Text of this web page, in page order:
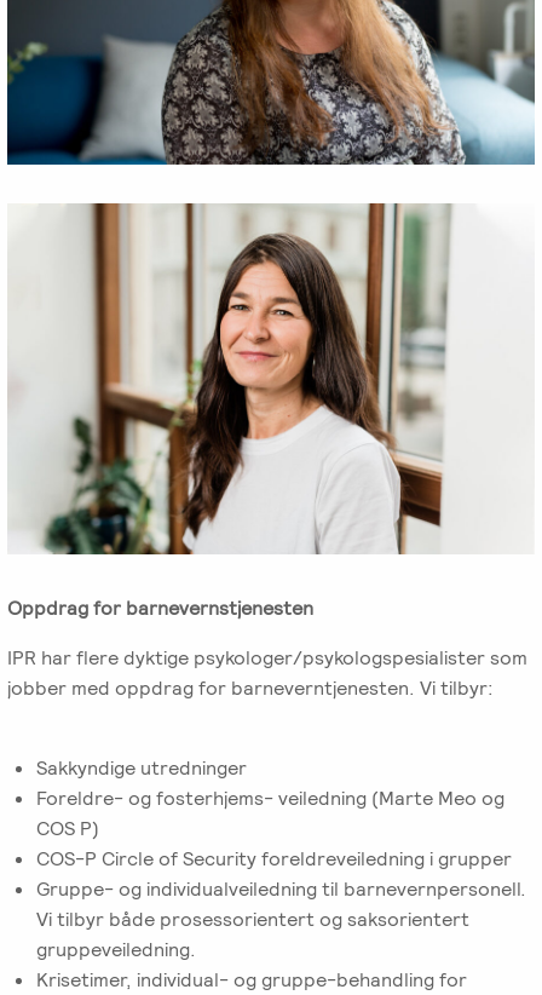
Oppdrag for barnevernstjenesten
IPR har flere dyktige psykologer/psykologspesialister som
jobber med oppdrag for barneverntjenesten. Vi tilbyr:
Sakkyndige utredninger
Foreldre- og fosterhjems- veiledning (Marte Meo og
COS P)
COS-P Circle of Security foreldreveiledning i grupper
Gruppe- og individualveiledning til barnevernpersonell.
Vi tilbyr både prosessorientert og saksorientert
gruppeveiledning.
Krisetimer, individual- og gruppe-behandling for